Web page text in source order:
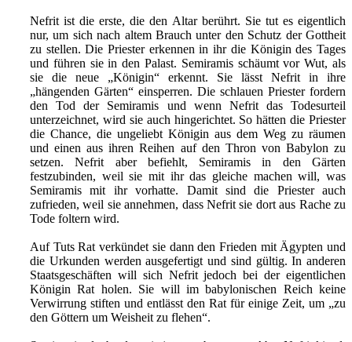
Nefrit ist die erste, die den Altar berührt. Sie tut es eigentlich
nur, um sich nach altem Brauch unter den Schutz der Gottheit
zu stellen. Die Priester erkennen in ihr die Königin des Tages
und führen sie in den Palast. Semiramis schäumt vor Wut, als
sie die neue „Königin“ erkennt. Sie lässt Nefrit in ihre
„hängenden Gärten“ einsperren. Die schlauen Priester fordern
den Tod der Semiramis und wenn Nefrit das Todesurteil
unterzeichnet, wird sie auch hingerichtet. So hätten die Priester
die Chance, die ungeliebt Königin aus dem Weg zu räumen
und einen aus ihren Reihen auf den Thron von Babylon zu
setzen. Nefrit aber befiehlt, Semiramis in den Gärten
festzubinden, weil sie mit ihr das gleiche machen will, was
Semiramis mit ihr vorhatte. Damit sind die Priester auch
zufrieden, weil sie annehmen, dass Nefrit sie dort aus Rache zu
Tode foltern wird.
Auf Tuts Rat verkündet sie dann den Frieden mit Ägypten und
die Urkunden werden ausgefertigt und sind gültig. In anderen
Staatsgeschäften will sich Nefrit jedoch bei der eigentlichen
Königin Rat holen. Sie will im babylonischen Reich keine
Verwirrung stiften und entlässt den Rat für einige Zeit, um „zu
den Göttern um Weisheit zu flehen“.